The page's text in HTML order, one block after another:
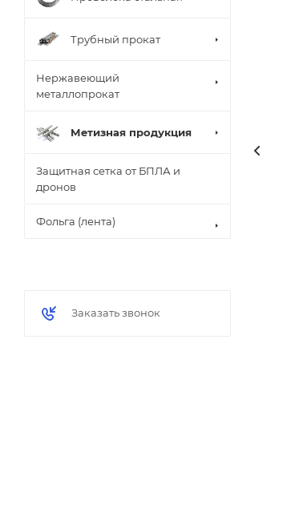
Трубный прокат
Нержавеющий
металлопрокат
Метизная продукция
Защитная сетка от БПЛА и
дронов
Фольга (лента)
Заказать звонок